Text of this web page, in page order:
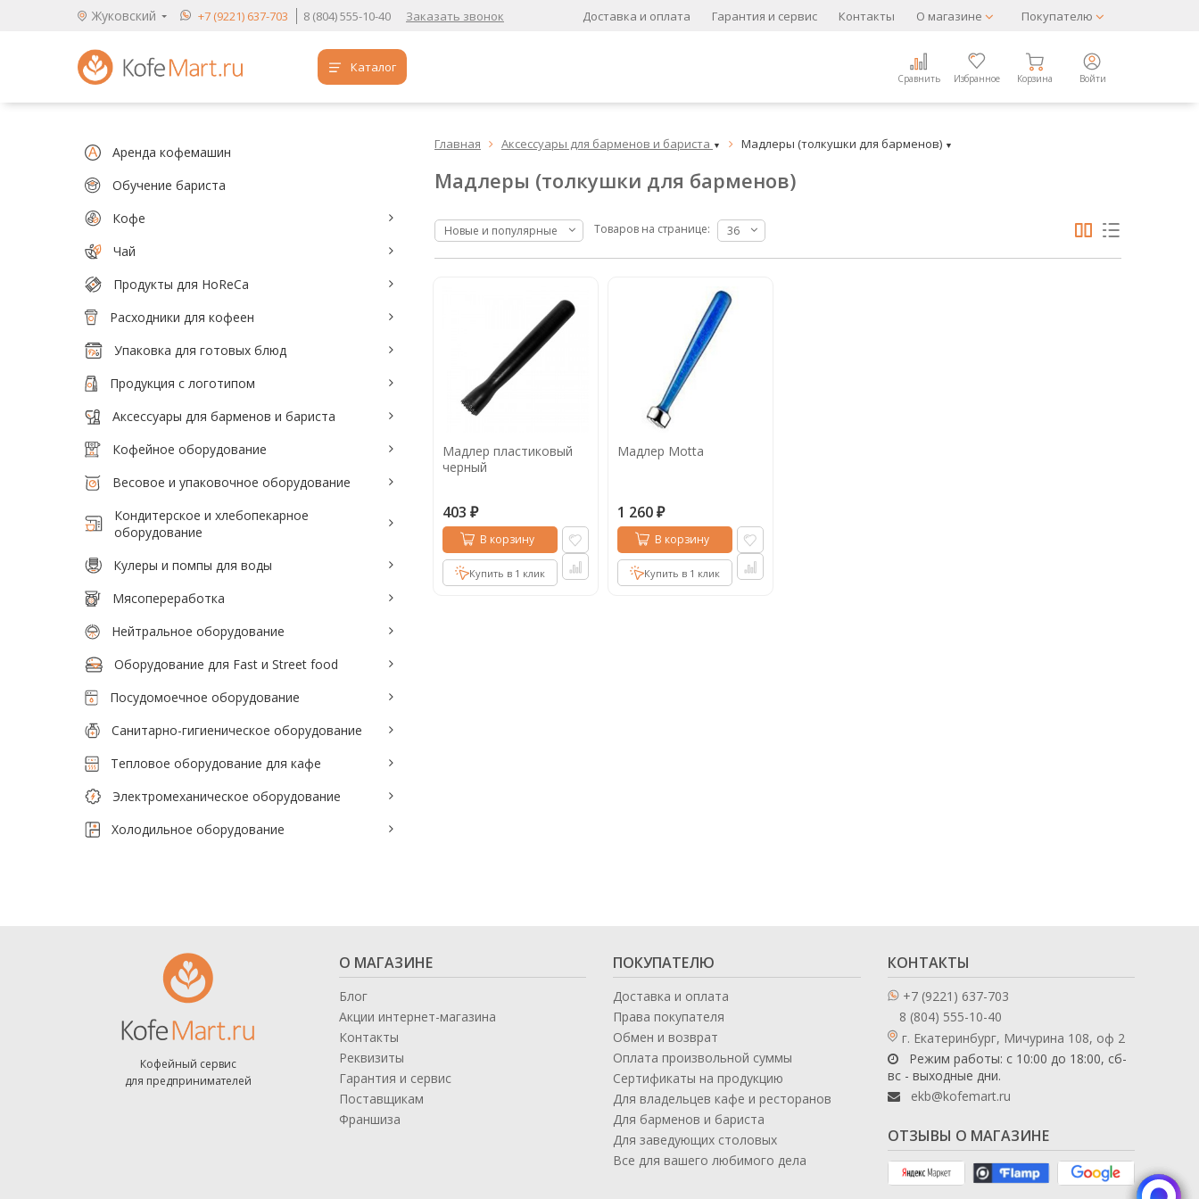
Жуковский +7 (9221) 637-703 8 (804) 555-10-40 Заказать звонок Доставка и оплата Гарантия и сервис Контакты О магазине Покупателю
Каталог
Сравнить Избранное Корзина Войти
Обучение бариста
Кофе
Чай
Продукты для HoReCa
Расходники для кофеен
Упаковка для готовых блюд
Кофейное оборудование
Весовое и упаковочное оборудование
Кондитерское и хлебопекарное
оборудование
Кулеры и помпы для воды
Мясопереработка
Нейтральное оборудование
Оборудование для Fast и Street food
Санитарно-гигиеническое
оборудование
Тепловое оборудование для кафе
Электромеханическое оборудование
Кофе в зернах свежей обжарки
хит
Кофе в зернах свежей обжарки
Кофе в капсулах
Кофе в дрип пакетах
Кофе для вендинга
Кофе сублимированный
Главная  Аксессуары для барменов и бариста ▼  Мадлеры (толкушки для барменов) ▼
Мадлеры (толкушки для барменов)
Новые и популярные Товаров на странице: 36
Мадлер пластиковый
черный
403 ₽
В корзину
Купить в 1 клик
Мадлер Motta
1 260 ₽
В корзину
Купить в 1 клик
Аренда кофемашин
Обучение бариста
Кофе
Чай
Продукты для HoReCa
Расходники для кофеен
Упаковка для готовых блюд
Продукция с логотипом
Аксессуары для барменов и бариста
Кофейное оборудование
Весовое и упаковочное оборудование
Кондитерское и хлебопекарное
оборудование
Кулеры и помпы для воды
Мясопереработка
Нейтральное оборудование
Оборудование для Fast и Street food
Посудомоечное оборудование
Санитарно-гигиеническое оборудование
Тепловое оборудование для кафе
Электромеханическое оборудование
Холодильное оборудование
Кофейный сервис
для предпринимателей
О МАГАЗИНЕ
Блог
Акции интернет-магазина
Контакты
Реквизиты
Гарантия и сервис
Поставщикам
Франшиза
ПОКУПАТЕЛЮ
Доставка и оплата
Права покупателя
Обмен и возврат
Оплата произвольной суммы
Сертификаты на продукцию
Для владельцев кафе и ресторанов
Для барменов и бариста
Для заведующих столовых
Все для вашего любимого дела
КОНТАКТЫ
+7 (9221) 637-703
8 (804) 555-10-40
г. Екатеринбург, Мичурина 108, оф 2
Режим работы: с 10:00 до 18:00, сб-
вс - выходные дни.
ekb@kofemart.ru
ОТЗЫВЫ О МАГАЗИНЕ